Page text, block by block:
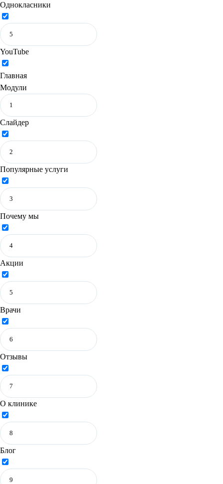
Однокласники
YouTube
Главная
Модули
Слайдер
Популярные услуги
Почему мы
Акции
Врачи
Отзывы
О клинике
Блог